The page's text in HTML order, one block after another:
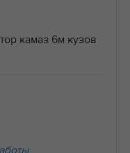
камаз 6м кузов